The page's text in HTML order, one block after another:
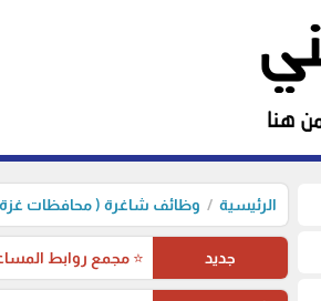
الرئيسية وظائف شاغرة ( محافظات
جديد ⭐ مجمع روابط